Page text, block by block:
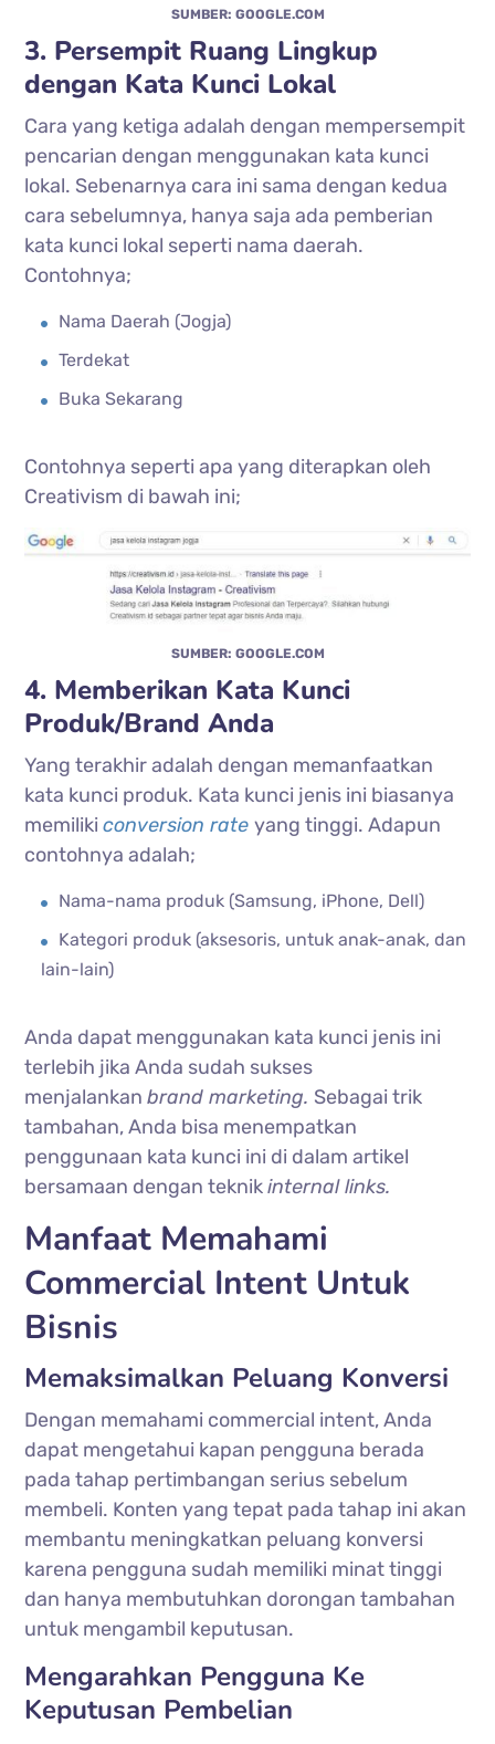
SUMBER: GOOGLE.COM
3. Persempit Ruang Lingkup
dengan Kata Kunci Lokal
Cara yang ketiga adalah dengan mempersempit
pencarian dengan menggunakan kata kunci
lokal. Sebenarnya cara ini sama dengan kedua
cara sebelumnya, hanya saja ada pemberian
kata kunci lokal seperti nama daerah.
Contohnya;
Nama Daerah (Jogja)
Terdekat
Buka Sekarang
Contohnya seperti apa yang diterapkan oleh
Creativism di bawah ini;
SUMBER: GOOGLE.COM
4. Memberikan Kata Kunci
Produk/Brand Anda
Yang terakhir adalah dengan memanfaatkan
kata kunci produk. Kata kunci jenis ini biasanya
memilikiconversion rateyang tinggi. Adapun
contohnya adalah;
Nama-nama produk (Samsung, iPhone, Dell)
Kategori produk (aksesoris, untuk anak-anak, dan
lain-lain)
Anda dapat menggunakan kata kunci jenis ini
terlebih jika Anda sudah sukses
menjalankanbrand marketing. Sebagai trik
tambahan, Anda bisa menempatkan
penggunaan kata kunci ini di dalam artikel
bersamaan dengan teknikinternal links.
Manfaat Memahami
Commercial Intent Untuk
Bisnis
Memaksimalkan Peluang Konversi
Dengan memahami commercial intent, Anda
dapat mengetahui kapan pengguna berada
pada tahap pertimbangan serius sebelum
membeli. Konten yang tepat pada tahap ini akan
membantu meningkatkan peluang konversi
karena pengguna sudah memiliki minat tinggi
dan hanya membutuhkan dorongan tambahan
untuk mengambil keputusan.
Mengarahkan Pengguna Ke
Keputusan Pembelian